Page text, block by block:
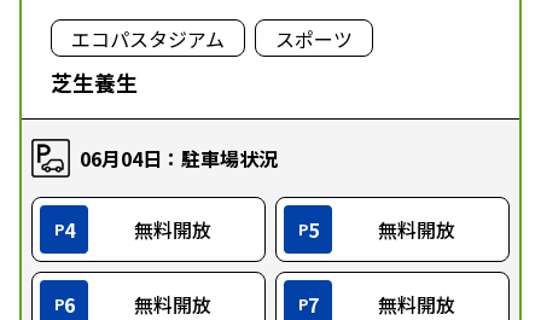
エコパスタジアム スポーツ
芝生養生
06月04日：駐車場状況
P4 無料開放 P5 無料開放
P6 無料開放 P7 無料開放